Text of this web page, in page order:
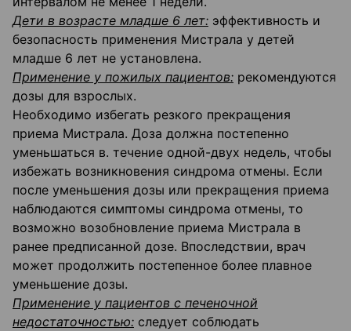
Дети в возрасте младше 6 лет: эффективность и
безопасность применения Мистрала у детей
младше 6 лет не установлена.
Применение у пожилых пациентов: рекомендуются
дозы для взрослых.
Необходимо избегать резкого прекращения
приема Мистрала. Доза должна постепенно
уменьшаться в. течение одной-двух недель, чтобы
избежать возникновения синдрома отмены. Если
после уменьшения дозы или прекращения приема
наблюдаются симптомы синдрома отмены, то
возможно возобновление приема Мистрала в
ранее предписанной дозе. Впоследствии, врач
может продолжить постепенное более плавное
уменьшение дозы.
Применение у пациентов с печеночной
недостаточностью: следует соблюдать